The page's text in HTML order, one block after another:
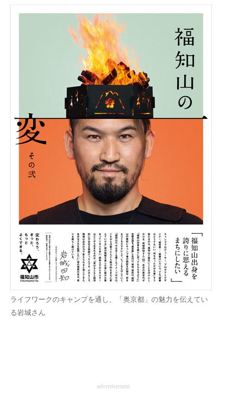
ライフワークのキャンプを通し、「奥京都」の魅力を伝えてい
る岩城さん
advertisement